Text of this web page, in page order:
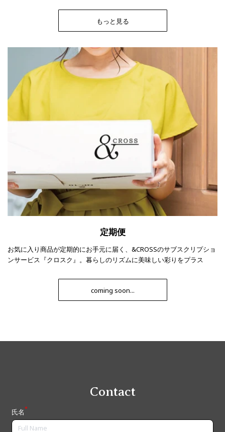
もっと見る
定期便
お気に入り商品が定期的にお手元に届く、&CROSSのサブスクリプショ
ンサービス『クロスク』。暮らしのリズムに美味しい彩りをプラス
coming soon...
Contact
氏名*